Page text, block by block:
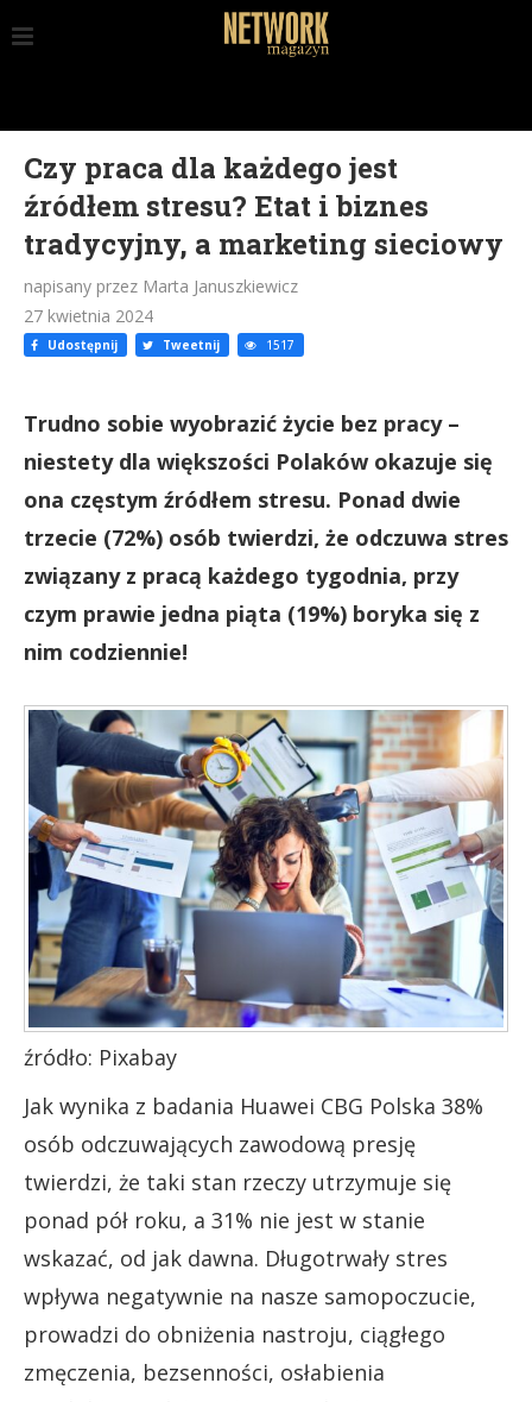
Czy praca dla każdego jest
źródłem stresu? Etat i biznes
tradycyjny, a marketing sieciowy
napisany przez Marta Januszkiewicz
27 kwietnia 2024
Udostępnij Tweetnij 1517
Trudno sobie wyobrazić życie bez pracy –
niestety dla większości Polaków okazuje się
ona częstym źródłem stresu. Ponad dwie
trzecie (72%) osób twierdzi, że odczuwa stres
związany z pracą każdego tygodnia, przy
czym prawie jedna piąta (19%) boryka się z
nim codziennie!
źródło: Pixabay
Jak wynika z badania Huawei CBG Polska 38%
osób odczuwających zawodową presję
twierdzi, że taki stan rzeczy utrzymuje się
ponad pół roku, a 31% nie jest w stanie
wskazać, od jak dawna. Długotrwały stres
wpływa negatywnie na nasze samopoczucie,
prowadzi do obniżenia nastroju, ciągłego
zmęczenia, bezsenności, osłabienia